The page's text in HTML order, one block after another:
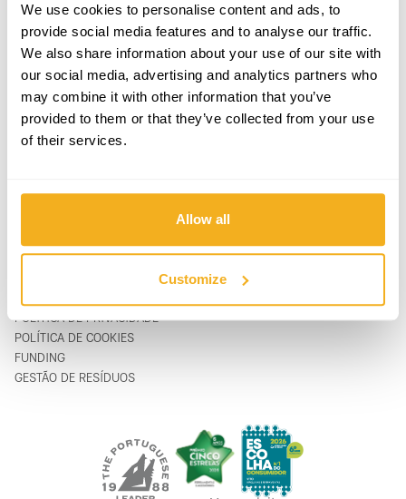
We use cookies to personalise content and ads, to
provide social media features and to analyse our traffic.
We also share information about your use of our site with
our social media, advertising and analytics partners who
may combine it with other information that you’ve
provided to them or that they’ve collected from your use
of their services.
Allow all
Customize
PRODUTOS
APOIO & SERVIÇO
SOBRE
CATÁLOGOS
FAQ
CONTACTOS
FORMULÁRIO DE CONTACTO
POLÍTICA DE PRIVACIDADE
POLÍTICA DE COOKIES
FUNDING
GESTÃO DE RESÍDUOS
novidades, promoções e campanhas da VITO.
SUBSCREVER